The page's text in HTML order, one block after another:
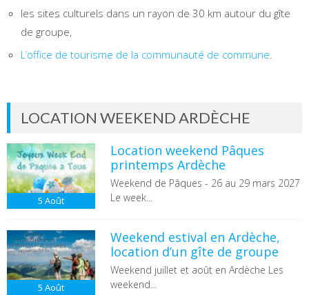
les sites culturels dans un rayon de 30 km autour du gîte
de groupe,
L’office de tourisme de la communauté de commune.
LOCATION WEEKEND ARDÈCHE
5 Août
Location weekend Pâques
printemps Ardèche
Weekend de Pâques - 26 au 29 mars 2027
Le week...
5 Août
Weekend estival en Ardèche,
location d’un gîte de groupe
Weekend juillet et août en Ardèche Les
weekend...